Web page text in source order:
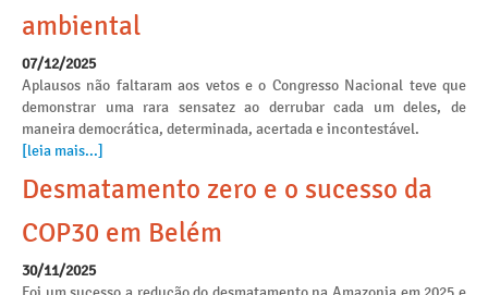
ambiental
07/12/2025
Aplausos não faltaram aos vetos e o Congresso Nacional teve que
demonstrar uma rara sensatez ao derrubar cada um deles, de
maneira democrática, determinada, acertada e incontestável.
[leia mais...]
Desmatamento zero e o sucesso da
COP30 em Belém
30/11/2025